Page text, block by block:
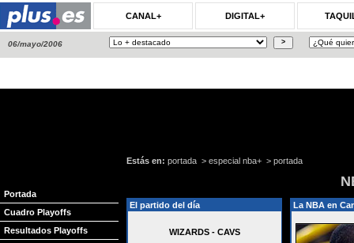
CANAL+ DIGITAL+
06/mayo/2006
Portada
Cuadro Playoffs
Resultados Playoffs
Estás en: portada > especial nba+ > portada
El partido del día
WIZARDS - CAVS
La NBA en